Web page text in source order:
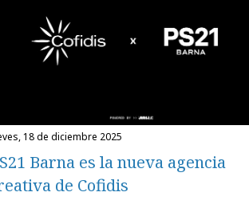
18 de diciembre 2025
Barna es la nueva agencia
de Cofidis